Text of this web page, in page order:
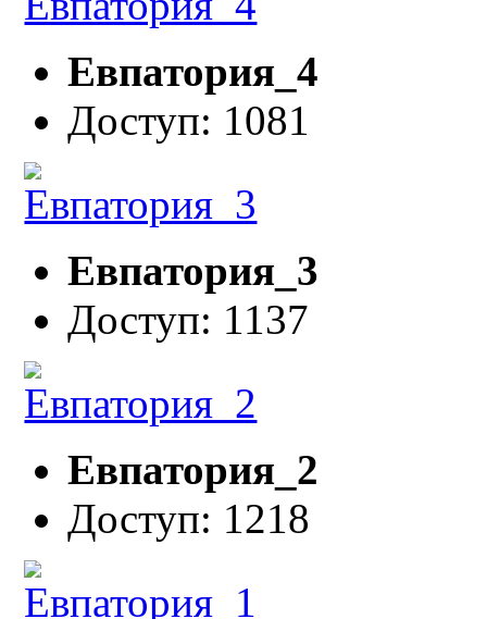
Евпатория_4
Доступ: 1081
Евпатория_3
Доступ: 1137
Евпатория_2
Доступ: 1218